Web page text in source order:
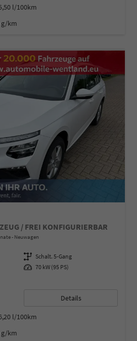
l/100km
g/km
/ FREI KONFIGURIERBAR
Neuwagen
Getriebe Schalt. 5-Gang
Leistung 70 kW (95 PS)
Details
l/100km
g/km